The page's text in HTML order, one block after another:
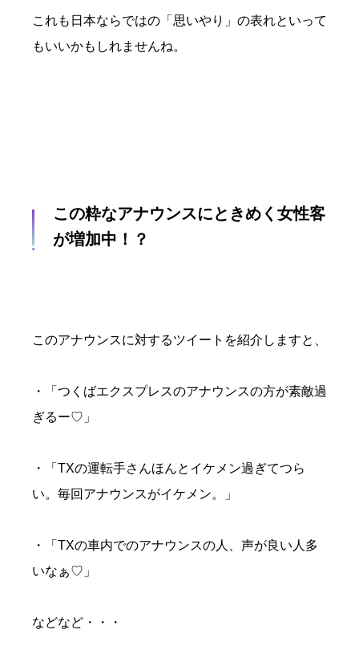
これも日本ならではの「思いやり」の表れといって
もいいかもしれませんね。
この粋なアナウンスにときめく女性客
が増加中！？
このアナウンスに対するツイートを紹介しますと、
・「つくばエクスプレスのアナウンスの方が素敵過
ぎるー♡」
・「TXの運転手さんほんとイケメン過ぎてつら
い。毎回アナウンスがイケメン。」
・「TXの車内でのアナウンスの人、声が良い人多
いなぁ♡」
などなど・・・